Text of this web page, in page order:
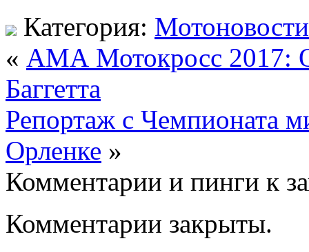
Категория: Мотоновости
« АМА Мотокросс 2017:
Баггетта
Репортаж с Чемпионата
Орленке »
Комментарии и пинги к
Комментарии закрыты.